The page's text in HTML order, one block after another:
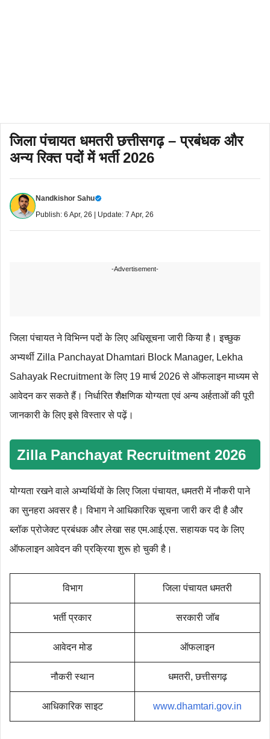
जिला पंचायत धमतरी छत्तीसगढ़ – प्रबंधक और
अन्य रिक्त पदों में भर्ती 2026
Nandkishor Sahu
Publish: 6 Apr, 26 | Update: 7 Apr, 26
-Advertisement-
जिला पंचायत ने विभिन्न पदों के लिए अधिसूचना जारी किया है। इच्छुक
अभ्यर्थी Zilla Panchayat Dhamtari Block Manager, Lekha
Sahayak Recruitment के लिए 19 मार्च 2026 से ऑफलाइन माध्यम से
आवेदन कर सकते हैं। निर्धारित शैक्षणिक योग्‍यता एवं अन्‍य अर्हताओं की पूरी
जानकारी के लिए इसे विस्तार से पढ़ें।
Zilla Panchayat Recruitment 2026
योग्यता रखने वाले अभ्यर्थियों के लिए जिला पंचायत, धमतरी में नौकरी पाने
का सुनहरा अवसर है। विभाग ने आधिकारिक सूचना जारी कर दी है और
ब्लॉक प्रोजेक्ट प्रबंधक और लेखा सह एम.आई.एस. सहायक पद के लिए
ऑफलाइन आवेदन की प्रक्रिया शुरू हो चुकी है।
विभाग जिला पंचायत धमतरी
भर्ती प्रकार सरकारी जॉब
आवेदन मोड ऑफलाइन
नौकरी स्थान धमतरी, छत्तीसगढ़
आधिकारिक साइट www.dhamtari.gov.in